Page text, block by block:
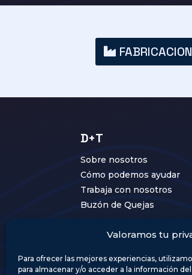
Valoramos tu
Para ofrecer las mejores experiencias,
para almacenar y/o acceder a la información
FABRICACION
D+T
Sobre nosotros
Cómo podemos ayudar
Trabaja con nosotros
Buzón de Quejas